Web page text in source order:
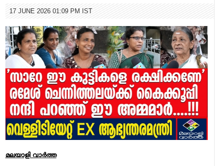
17 JUNE 2026 01:09 PM IST
മലയാളി വാര്‍ത്ത